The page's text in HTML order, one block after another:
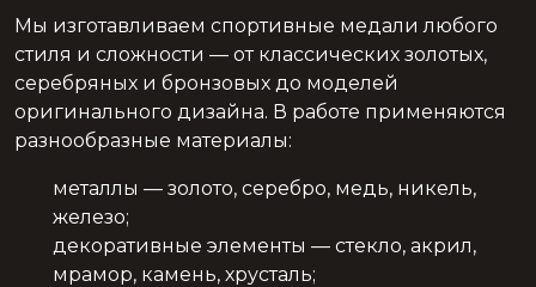
Мы изготавливаем спортивные медали любого
стиля и сложности — от классических золотых,
серебряных и бронзовых до моделей
оригинального дизайна. В работе применяются
разнообразные материалы:
металлы — золото, серебро, медь, никель,
железо;
декоративные элементы — стекло, акрил,
мрамор, камень, хрусталь;